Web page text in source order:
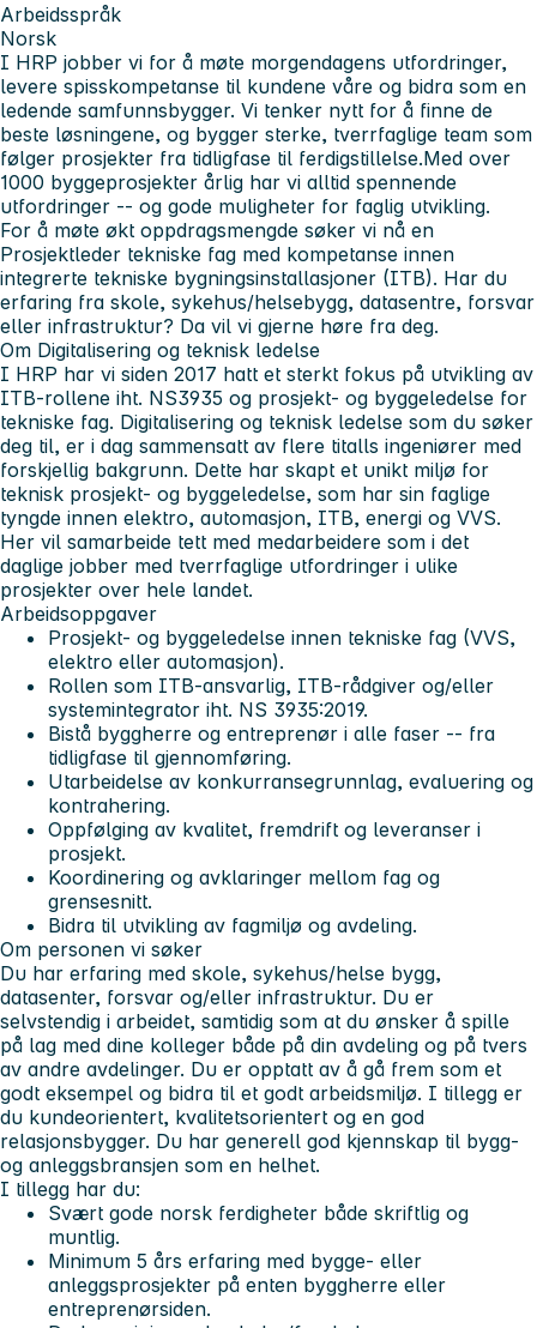
Arbeidsspråk
Norsk
I HRP jobber vi for å møte morgendagens utfordringer,
levere spisskompetanse til kundene våre og bidra som en
ledende samfunnsbygger. Vi tenker nytt for å finne de
beste løsningene, og bygger sterke, tverrfaglige team som
følger prosjekter fra tidligfase til ferdigstillelse.Med over
1000 byggeprosjekter årlig har vi alltid spennende
utfordringer -- og gode muligheter for faglig utvikling.
For å møte økt oppdragsmengde søker vi nå en
Prosjektleder tekniske fag med kompetanse innen
integrerte tekniske bygningsinstallasjoner (ITB). Har du
erfaring fra skole, sykehus/helsebygg, datasentre, forsvar
eller infrastruktur? Da vil vi gjerne høre fra deg.
Om Digitalisering og teknisk ledelse
I HRP har vi siden 2017 hatt et sterkt fokus på utvikling av
ITB-rollene iht. NS3935 og prosjekt- og byggeledelse for
tekniske fag. Digitalisering og teknisk ledelse som du søker
deg til, er i dag sammensatt av flere titalls ingeniører med
forskjellig bakgrunn. Dette har skapt et unikt miljø for
teknisk prosjekt- og byggeledelse, som har sin faglige
tyngde innen elektro, automasjon, ITB, energi og VVS.
Her vil samarbeide tett med medarbeidere som i det
daglige jobber med tverrfaglige utfordringer i ulike
prosjekter over hele landet.
Arbeidsoppgaver
Prosjekt- og byggeledelse innen tekniske fag (VVS,
elektro eller automasjon).
Rollen som ITB-ansvarlig, ITB-rådgiver og/eller
systemintegrator iht. NS 3935:2019.
Bistå byggherre og entreprenør i alle faser -- fra
tidligfase til gjennomføring.
Utarbeidelse av konkurransegrunnlag, evaluering og
kontrahering.
Oppfølging av kvalitet, fremdrift og leveranser i
prosjekt.
Koordinering og avklaringer mellom fag og
grensesnitt.
Bidra til utvikling av fagmiljø og avdeling.
Om personen vi søker
Du har erfaring med skole, sykehus/helse bygg,
datasenter, forsvar og/eller infrastruktur. Du er
selvstendig i arbeidet, samtidig som at du ønsker å spille
på lag med dine kolleger både på din avdeling og på tvers
av andre avdelinger. Du er opptatt av å gå frem som et
godt eksempel og bidra til et godt arbeidsmiljø. I tillegg er
du kundeorientert, kvalitetsorientert og en god
relasjonsbygger. Du har generell god kjennskap til bygg-
og anleggsbransjen som en helhet.
I tillegg har du:
Svært gode norsk ferdigheter både skriftlig og
muntlig.
Minimum 5 års erfaring med bygge- eller
anleggsprosjekter på enten byggherre eller
entreprenørsiden.